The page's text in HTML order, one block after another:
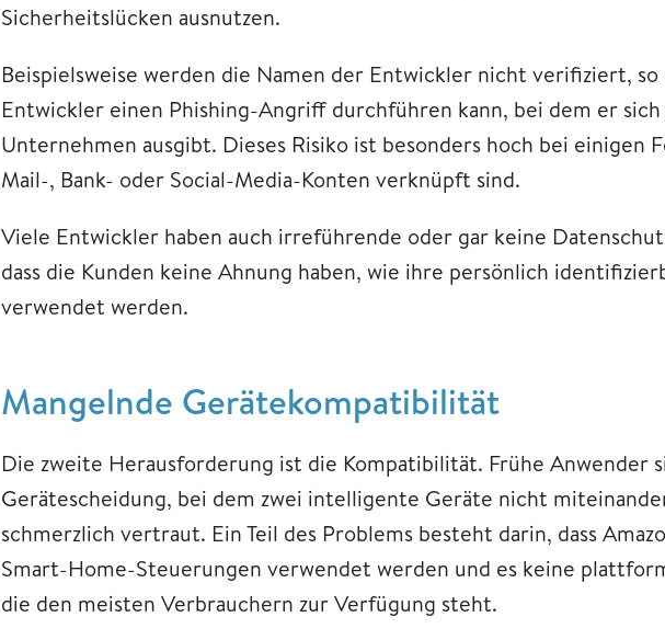
Sicherheitslücken ausnutzen.
Beispielsweise werden die Namen der Entwickler nicht verifiziert, so
Entwickler einen Phishing-Angriff durchführen kann, bei dem er sich
Unternehmen ausgibt. Dieses Risiko ist besonders hoch bei einigen
Mail-, Bank- oder Social-Media-Konten verknüpft sind.
Viele Entwickler haben auch irreführende oder gar keine
dass die Kunden keine Ahnung haben, wie ihre persönlich
verwendet werden.
Mangelnde Gerätekompatibilität
Die zweite Herausforderung ist die Kompatibilität. Frühe Anwender
Gerätescheidung, bei dem zwei intelligente Geräte nicht
schmerzlich vertraut. Ein Teil des Problems besteht darin, dass
Smart-Home-Steuerungen verwendet werden und es keine
die den meisten Verbrauchern zur Verfügung steht.